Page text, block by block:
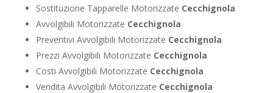
Sostituzione Tapparelle Motorizzate Cecchignola
Avvolgibili Motorizzate Cecchignola
Preventivi Avvolgibili Motorizzate Cecchignola
Prezzi Avvolgibili Motorizzate Cecchignola
Costi Avvolgibili Motorizzate Cecchignola
Vendita Avvolgibili Motorizzate Cecchignola